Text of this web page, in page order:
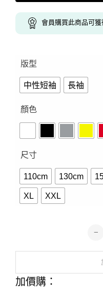
會員購買此商品可獲
版型
中性短袖 長袖
顏色
尺寸
110cm 130cm
XL XXL
Alternative:
加價購：